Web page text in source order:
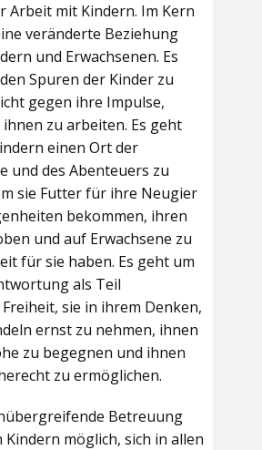
Arbeit mit Kindern. Im Kern
veränderte Beziehung
und Erwachsenen. Es
Spuren der Kinder zu
gegen ihre Impulse,
ihnen zu arbeiten. Es geht
einen Ort der
und des Abenteuers zu
sie Futter für ihre Neugier
bekommen, ihren
und auf Erwachsene zu
für sie haben. Es geht um
als Teil
sie in ihrem Denken,
ernst zu nehmen, ihnen
zu begegnen und ihnen
zu ermöglichen.
Betreuung
Kindern möglich, sich in allen